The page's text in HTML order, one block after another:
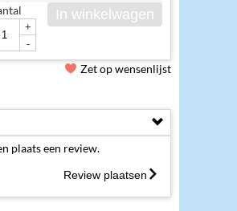
+
-
In winkelwagen
Zet op wensenlijst
plaats een review.
Review plaatsen